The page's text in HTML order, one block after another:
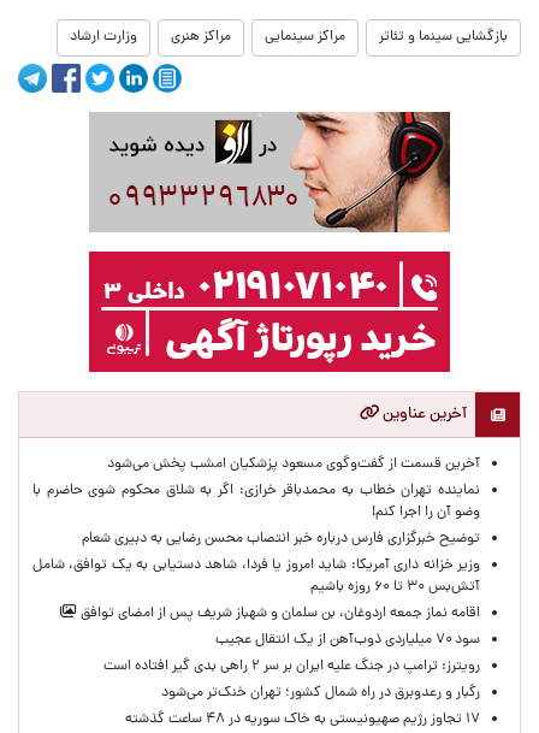
بازگشایی سینما و تئاتر مراکز سینمایی مراکز هنری وزارت ارشاد
آخرین عناوین
آخرین قسمت از گفت‌وگوی مسعود پزشکیان امشب پخش می‌شود
نماینده تهران خطاب به محمدباقر خرازی: اگر به شلاق محکوم شوی حاضرم با
وضو آن را اجرا کنم!
توضیح خبرگزاری فارس درباره خبر انتصاب محسن رضایی به دبیری شعام
وزیر خزانه داری آمریکا: شاید امروز یا فردا، شاهد دستیابی به یک توافق، شامل
آتش‌بس ۳۰ تا ۶۰ روزه باشیم
اقامه نماز جمعه اردوغان، بن ‌سلمان و شهباز شریف پس از امضای توافق
سود ۷۰ میلیاردی ذوب‌آهن از یک انتقال عجیب
رویترز: ترامپ در جنگ علیه ایران بر سر ۲ راهی بدی گیر افتاده است
رگبار و رعدوبرق در راه شمال کشور؛ تهران خنک‌تر می‌شود
۱۷ تجاوز رژیم صهیونیستی به خاک سوریه در ۴۸ ساعت گذشته